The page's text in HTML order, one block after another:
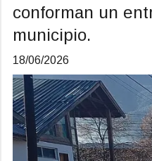
conforman un
municipio.
18/06/2026